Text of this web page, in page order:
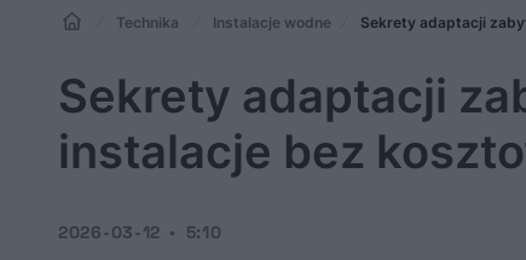
Technika Instalacje wodne Sekrety adaptacji
Sekrety adaptacji
instalacje bez
2026-03-12 5:10